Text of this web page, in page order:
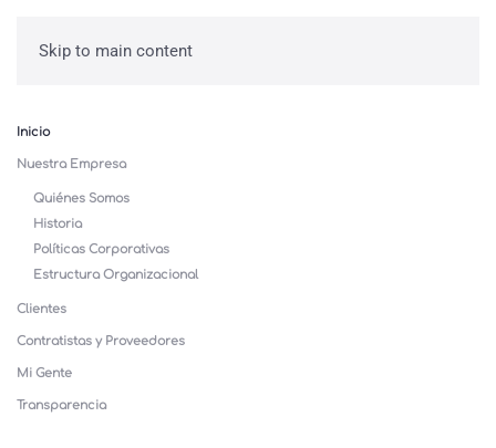
Skip to main content
Inicio
Nuestra Empresa
Quiénes Somos
Historia
Políticas Corporativas
Estructura Organizacional
Clientes
Contratistas y Proveedores
Mi Gente
Transparencia